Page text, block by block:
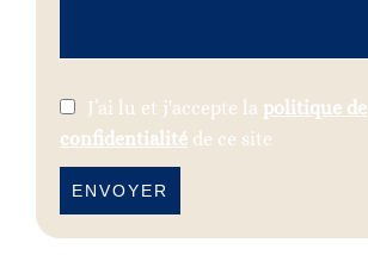
J’ai lu et j'accepte la politique de
confidentialité de ce site
ENVOYER